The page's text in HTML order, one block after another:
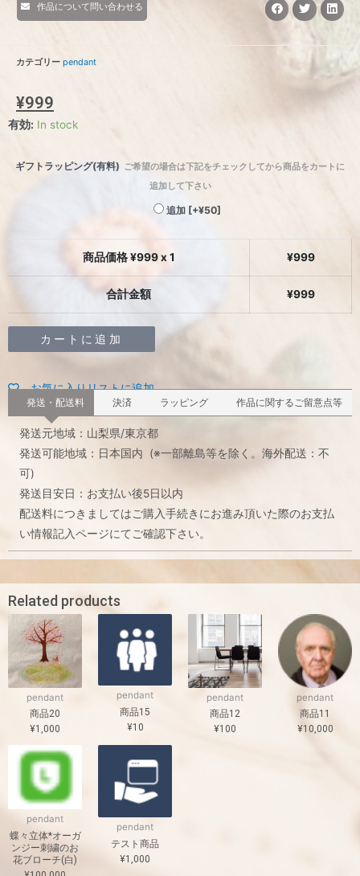
作品について問い合わせる
カテゴリー pendant
¥999
有効: In stock
ギフトラッピング(有料) ご希望の場合は下記をチェックしてから商品をカートに
追加して下さい
追加 [+¥50]
商品価格 ¥999x 1 ¥999
合計金額 ¥999
カートに追加
お気に入りリストに追加
発送・配送料 決済 ラッピング 作品に関するご留意点等
発送元地域：山梨県/東京都
発送可能地域：日本国内 (※一部離島等を除く。海外配送：不
可)
発送目安日：お支払い後5日以内
配送料につきましてはご購入手続きにお進み頂いた際のお支払
い情報記入ページにてご確認下さい。
Related products
pendant
商品20
¥1,000
pendant
商品15
¥10
pendant
商品12
¥100
pendant
商品11
¥10,000
pendant
蝶々立体*オーガ
ンジー刺繍のお
花ブローチ(白)
pendant
テスト商品
¥1,000